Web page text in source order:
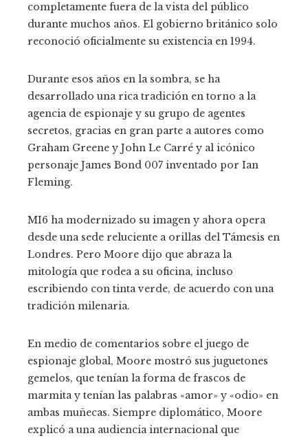
completamente fuera de la vista del público
durante muchos años. El gobierno británico solo
reconoció oficialmente su existencia en 1994.
Durante esos años en la sombra, se ha
desarrollado una rica tradición en torno a la
agencia de espionaje y su grupo de agentes
secretos, gracias en gran parte a autores como
Graham Greene y John Le Carré y al icónico
personaje James Bond 007 inventado por Ian
Fleming.
MI6 ha modernizado su imagen y ahora opera
desde una sede reluciente a orillas del Támesis en
Londres. Pero Moore dijo que abraza la
mitología que rodea a su oficina, incluso
escribiendo con tinta verde, de acuerdo con una
tradición milenaria.
En medio de comentarios sobre el juego de
espionaje global, Moore mostró sus juguetones
gemelos, que tenían la forma de frascos de
marmita y tenían las palabras «amor» y «odio» en
ambas muñecas. Siempre diplomático, Moore
explicó a una audiencia internacional que